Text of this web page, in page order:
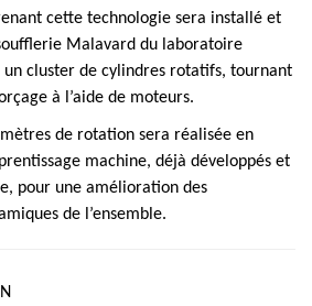
cette technologie sera installé et
Malavard du laboratoire
un cluster de cylindres rotatifs, tournant
à l’aide de moteurs.
de rotation sera réalisée en
machine, déjà développés et
pour une amélioration des
de l’ensemble.